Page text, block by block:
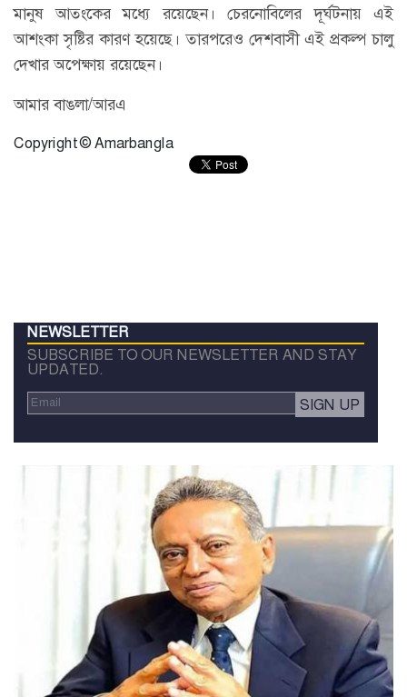
মানুষ আতংকের মধ্যে রয়েছেন। চেরনোবিলের দূর্ঘটনায় এই
আশংকা সৃষ্টির কারণ হয়েছে। তারপরেও দেশবাসী এই প্রকল্প চালু
দেখার অপেক্ষায় রয়েছেন।
আমার বাঙলা/আরএ
Copyright © Amarbangla
NEWSLETTER
SUBSCRIBE TO OUR NEWSLETTER AND STAY
UPDATED.